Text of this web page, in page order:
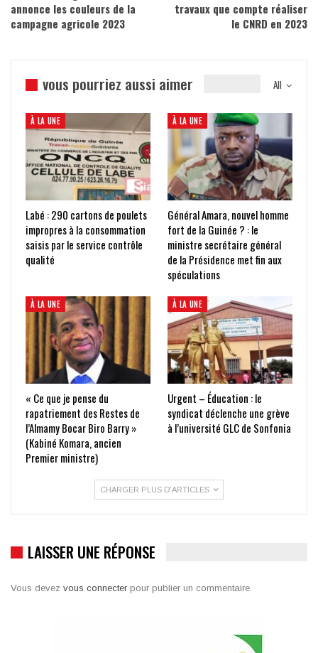
annonce les couleurs de la
campagne agricole 2023
travaux que compte réaliser
le CNRD en 2023
All
vous pourriez aussi aimer
À LA UNE
Labé : 290 cartons de poulets
impropres à la consommation
saisis par le service contrôle
qualité
À LA UNE
Général Amara, nouvel homme
fort de la Guinée ? : le
ministre secrétaire général
de la Présidence met fin aux
spéculations
À LA UNE
« Ce que je pense du
rapatriement des Restes de
l’Almamy Bocar Biro Barry »
(Kabiné Komara, ancien
Premier ministre)
À LA UNE
Urgent – Éducation : le
syndicat déclenche une grève
à l’université GLC de Sonfonia
CHARGER PLUS D'ARTICLES
LAISSER UNE RÉPONSE
Vous devez vous connecter pour publier un commentaire.